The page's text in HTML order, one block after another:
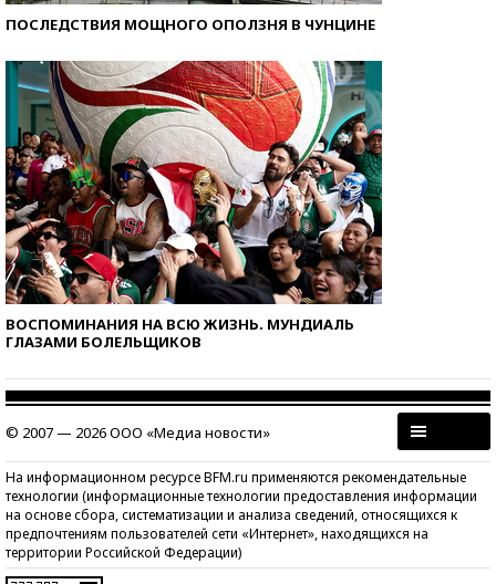
ПОСЛЕДСТВИЯ МОЩНОГО ОПОЛЗНЯ В ЧУНЦИНЕ
ВОСПОМИНАНИЯ НА ВСЮ ЖИЗНЬ. МУНДИАЛЬ
ГЛАЗАМИ БОЛЕЛЬЩИКОВ
© 2007 — 2026 ООО «Медиа новости»
На информационном ресурсе BFM.ru применяются рекомендательные
технологии (информационные технологии предоставления информации
на основе сбора, систематизации и анализа сведений, относящихся к
предпочтениям пользователей сети «Интернет», находящихся на
территории Российской Федерации)